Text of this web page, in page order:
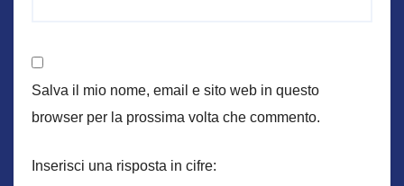
Salva il mio nome, email e sito web in questo
browser per la prossima volta che commento.
Inserisci una risposta in cifre: